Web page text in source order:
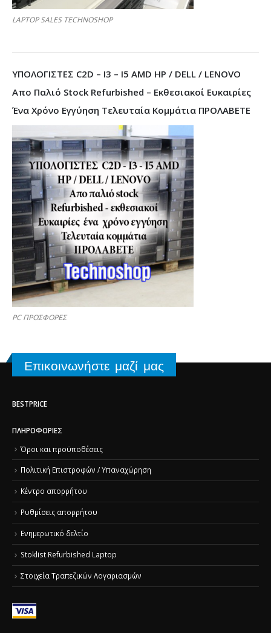
LAPTOP SALES TECHNOSHOP
ΥΠΟΛΟΓΙΣΤΕΣ C2D – I3 – I5 AMD HP / DELL / LENOVO
Απο Παλιό Stock Refurbished – Εκθεσιακοί Ευκαιρίες
Ένα Χρόνο Εγγύηση Τελευταία Κομμάτια ΠΡΟΛΑΒΕΤΕ
PC ΠΡΟΣΦΟΡΕΣ
Επικοινωνήστε μαζί μας
BESTPRICE
ΠΛΗΡΟΦΟΡΊΕΣ
Όροι και προϋποθέσεις
Πολιτική Επιστροφών / Υπαναχώρηση
Κέντρο απορρήτου
Ρυθμίσεις απορρήτου
Ενημερωτικό δελτίο
Stoklist Refurbished Laptop
Στοιχεία Τραπεζικών Λογαριασμών